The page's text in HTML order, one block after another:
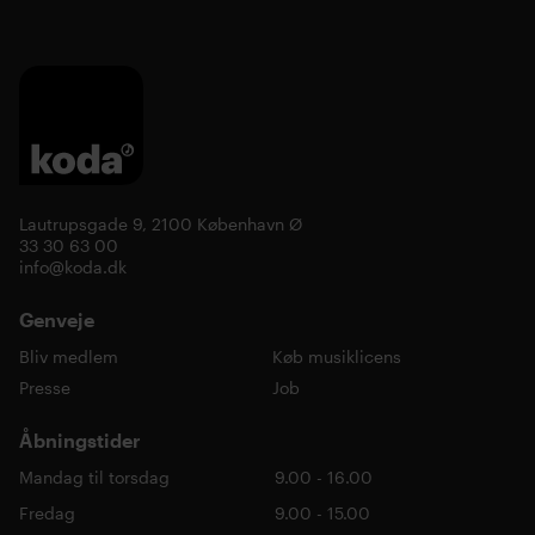
Lautrupsgade 9, 2100 København Ø
33 30 63 00
info@koda.dk
Genveje
Bliv medlem
Køb musiklicens
Presse
Job
Åbningstider
Mandag til torsdag
9.00 - 16.00
Fredag
9.00 - 15.00